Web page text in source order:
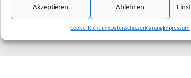
Akzeptieren Ablehnen
Cookie-RichtlinieDatenschutzerklärung Impressum
Weiterlesen